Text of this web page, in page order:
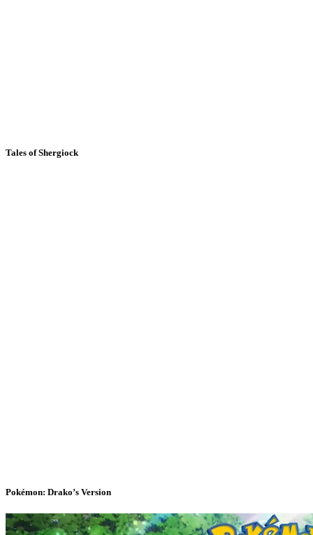
Tales of Shergiock
Pokémon: Drako’s Version